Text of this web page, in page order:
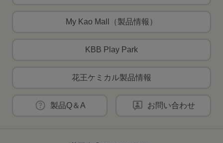
My Kao Mall（製品情報）
KBB Play Park
花王ケミカル製品情報
製品Q＆A お問い合わせ